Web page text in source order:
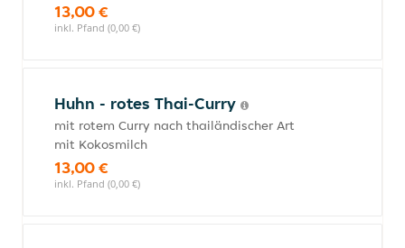
13,00 €
inkl. Pfand (0,00 €)
Huhn - rotes Thai-Curry
mit rotem Curry nach thailändischer Art
mit Kokosmilch
13,00 €
inkl. Pfand (0,00 €)